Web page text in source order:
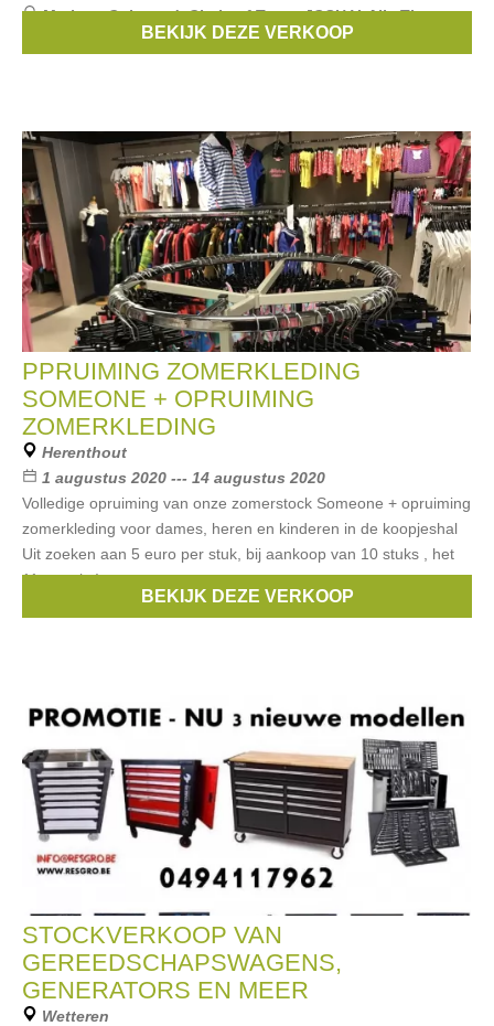
Merken:Oakwood,Circle of Trust,JOSH V,Alix The
BEKIJK DEZE VERKOOP
PPRUIMING ZOMERKLEDING
SOMEONE + OPRUIMING
ZOMERKLEDING
Herenthout
1 augustus 2020 --- 14 augustus 2020
Volledige opruiming van onze zomerstock Someone + opruiming
zomerkleding voor dames, heren en kinderen in de koopjeshal
Uit zoeken aan 5 euro per stuk, bij aankoop van 10 stuks , het
11e gratis !
SomeoneBEKIJK DEZE VERKOOP
STOCKVERKOOP VAN
GEREEDSCHAPSWAGENS,
GENERATORS EN MEER
Wetteren